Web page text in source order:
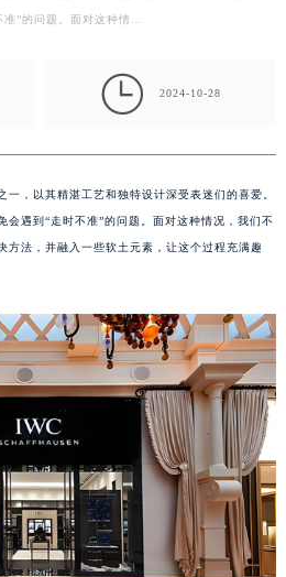
准”的问题。面对这种情…
 2024-10-28
，以其精湛工艺和独特设计深受表迷们的喜爱。
会遇到“走时不准”的问题。面对这种情况，我们不
方法，并融入一些软土元素，让这个过程充满趣